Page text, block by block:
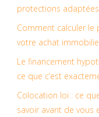
protections adaptées
Comment calculer le
votre achat
Le financement
ce que c’est
Colocation loi : ce
savoir avant de vous